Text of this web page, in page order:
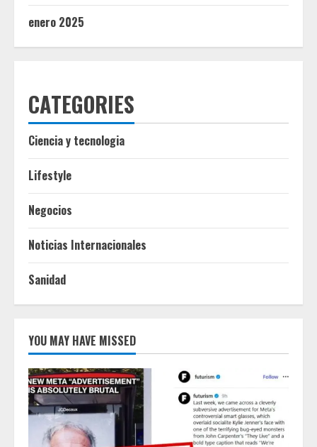
enero 2025
CATEGORIES
Ciencia y tecnologia
Lifestyle
Negocios
Noticias Internacionales
Sanidad
YOU MAY HAVE MISSED